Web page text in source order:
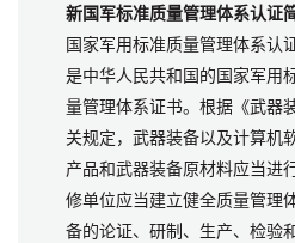
新国军标准质量管理体系认证
国家军用标准质量管理体系认
是中华人民共和国的国家军用
量管理体系证书。根据《武器
关规定，武器装备以及计算机
产品和武器装备原材料应当进
修单位应当建立健全质量管理
备的论证、研制、生产、检验